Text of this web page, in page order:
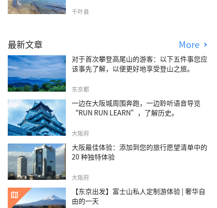
千叶县
最新文章 More
对于首次攀登高尾山的游客：以下五件事您应
该事先了解，以便更好地享受登山之旅。
东京都
一边在大阪城周围奔跑，一边聆听语音导览
“RUN RUN LEARN”，了解历史。
大阪府
大阪最佳体验：添加到您的旅行愿望清单中的
20 种独特体验
大阪府
【东京出发】富士山私人定制游体验 | 奢华自
由的一天